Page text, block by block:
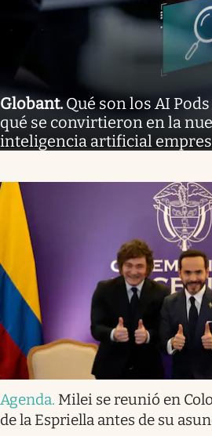
Globant.Qué son los AI
qué se convirtieron en la
inteligencia artificial
Agenda. Milei se reunió en
de la Espriella antes de su